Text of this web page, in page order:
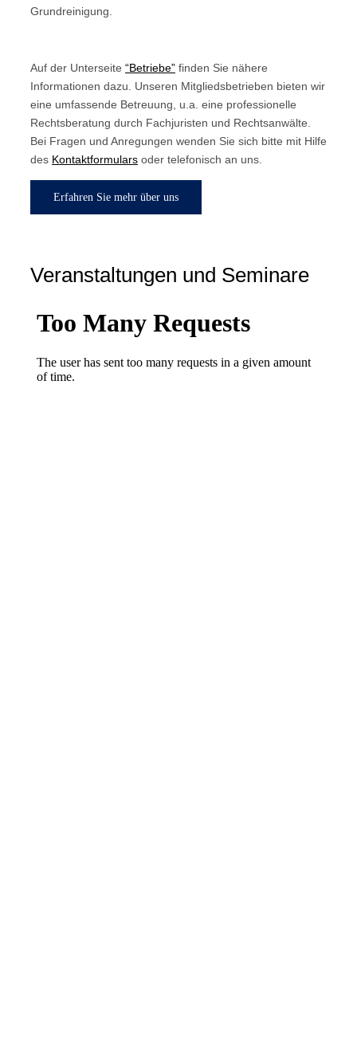
Grundreinigung.
Auf der Unterseite “Betriebe”finden Sie nähere
Informationen dazu. Unseren Mitgliedsbetrieben bieten wir
eine umfassende Betreuung, u.a. eine professionelle
Rechtsberatung durch Fachjuristen und Rechtsanwälte.
Bei Fragen und Anregungen wenden Sie sich bitte mit Hilfe
des Kontaktformularsoder telefonisch an uns.
Erfahren Sie mehr über uns
Veranstaltungen und Seminare